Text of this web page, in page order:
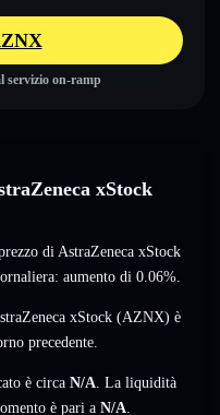
servizio on-ramp
xStock
di AstraZeneca xStock
aumento di 0.06%.
xStock (AZNX) è
precedente.
è circa N/A. La liquidità
è pari a N/A.